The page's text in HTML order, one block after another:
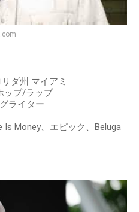
ダ州 マイアミ
ップ/ラップ
ライター
Is Money、エピック、Beluga